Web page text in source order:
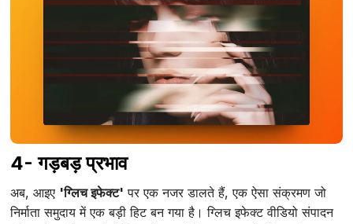
4- गड़बड़ प्रभाव
अब, आइए 'ग्लिच इफेक्ट' पर एक नजर डालते हैं, एक ऐसा संक्रमण जो
निर्माता समुदाय में एक बड़ी हिट बन गया है। ग्लिच इफेक्ट वीडियो संपादन